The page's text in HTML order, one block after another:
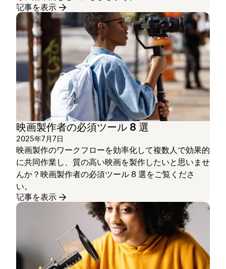
記事を表示
映画製作者の必須ツール 8 選
2025年7月7日
映画製作のワークフローを効率化して複数人で効果的
に共同作業し、質の高い映画を製作したいと思いませ
んか？映画製作者の必須ツール 8 選をご覧くださ
い。
記事を表示